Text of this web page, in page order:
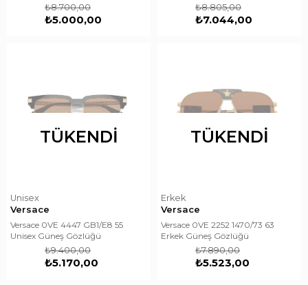
₺5.000,00
₺8.700,00
₺7.044,00
₺8.805,00
TÜKENDI
Unisex
Versace
Versace 0VE 4447 GB1/E8 55
Unisex Güneş Gözlüğü
₺5.170,00
₺9.400,00
TÜKENDI
Erkek
Versace
Versace 0VE 2252 1470/73 63
Erkek Güneş Gözlüğü
₺5.523,00
₺7.890,00